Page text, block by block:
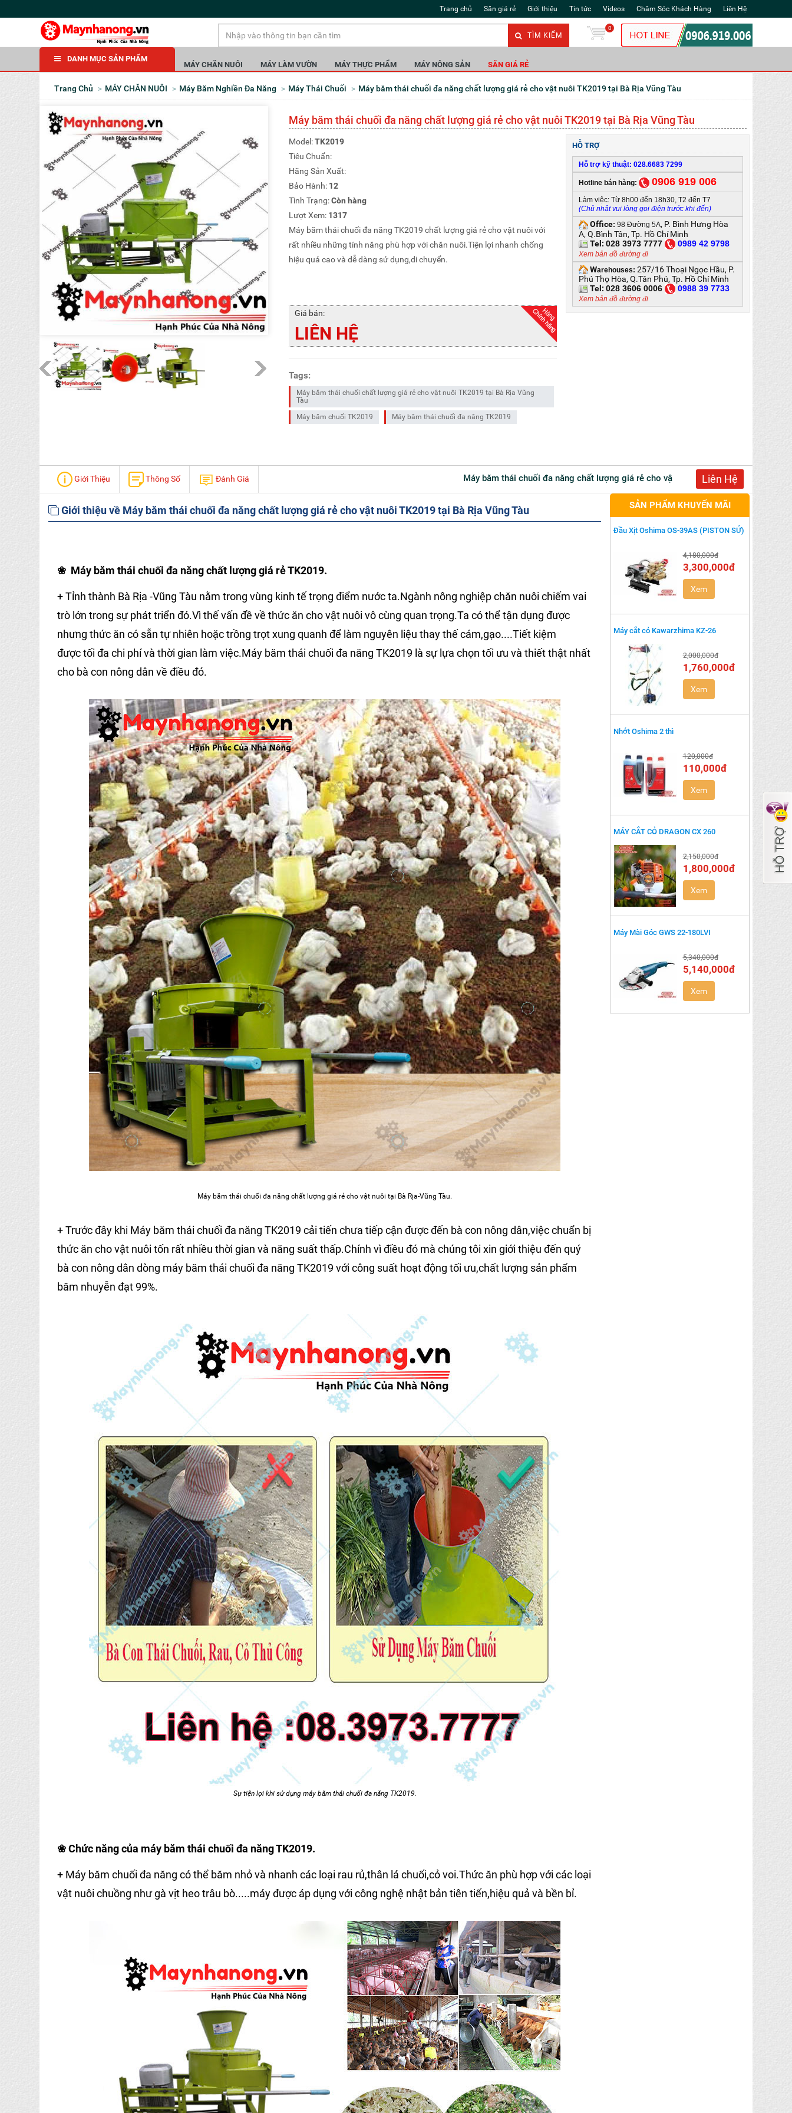
Trang chủ Săn giá rẻ Giới thiệu Tin tức Videos Chăm Sóc Khách Hàng Liên Hệ
TÌM KIẾM
0
DANH MỤC SẢN PHẨM
MÁY CHĂN NUÔI MÁY LÀM VƯỜN MÁY THỰC PHẨM MÁY NÔNG SẢN SĂN GIÁ RẺ
Trang Chủ MÁY CHĂN NUÔI Máy Băm Nghiền Đa Năng Máy Thái Chuối Máy băm thái chuối đa năng chất lượng giá rẻ cho vật nuôi TK2019 tại Bà Rịa Vũng Tàu
Máy băm thái chuối đa năng chất lượng giá rẻ cho vật nuôi TK2019 tại Bà Rịa Vũng Tàu
Model:TK2019
Tiêu Chuẩn:
Hãng Sản Xuất:
Bảo Hành: 12
Tình Trạng:Còn hàng
Lượt Xem: 1317
Máy băm thái chuối đa năng TK2019 chất lượng giá rẻ cho vật nuôi với
rất nhiều những tính năng phù hợp với chăn nuôi.Tiện lợi nhanh chống
hiệu quả cao và dễ dàng sử dụng,di chuyển.
Giá bán:
LIÊN HỆ
Tags:
Máy băm thái chuối chất lượng giá rẻ cho vật nuôi TK2019 tại Bà Rịa Vũng
Tàu
Máy băm chuối TK2019
Máy băm thái chuối đa năng TK2019
HỖ TRỢ
Hỗ trợ kỹ thuật: 028.6683 7299
Hotline bán hàng: 0906 919 006
Làm việc: Từ 8h00 đến 18h30, T2 đến T7
(Chủ nhật vui lòng gọi điện trước khi đến)
Office: 98 Đường 5A, P. Bình Hưng Hòa
A, Q.Bình Tân, Tp. Hồ Chí Minh
Tel:028 3973 7777 0989 42 9798
Xem bản đồ đường đi
Warehouses: 257/16 Thoại Ngọc Hầu, P.
Phú Thọ Hòa, Q.Tân Phú, Tp. Hồ Chí Minh
Tel:028 3606 0006 0988 39 7733
Xem bản đồ đường đi
Giới Thiệu Thông Số Đánh Giá Máy băm thái chuối đa năng chất lượng giá rẻ cho vật nuôi TK2019 tại Bà Rịa
Liên Hệ
Giới thiệu về Máy băm thái chuối đa năng chất lượng giá rẻ cho vật nuôi TK2019 tại Bà Rịa Vũng Tàu
❀ Máy băm thái chuối đa năng chất lượng giá rẻ TK2019.
+ Tỉnh thành Bà Rịa -Vũng Tàu nằm trong vùng kinh tế trọng điểm nước ta.Ngành nông nghiệp chăn nuôi chiếm vai
trò lớn trong sự phát triển đó.Vì thế vấn đề về thức ăn cho vật nuôi vô cùng quan trọng.Ta có thể tận dụng được
nhưng thức ăn có sẵn tự nhiên hoặc trồng trọt xung quanh để làm nguyên liệu thay thế cám,gạo....Tiết kiệm
được tối đa chi phí và thời gian làm việc.Máy băm thái chuối đa năng TK2019 là sự lựa chọn tối ưu và thiết thật nhất
cho bà con nông dân về điều đó.
Máy băm thái chuối đa năng chất lượng giá rẻ cho vật nuôi tại Bà Rịa-Vũng Tàu.
+ Trước đây khi Máy băm thái chuối đa năng TK2019 cải tiến chưa tiếp cận được đến bà con nông dân,việc chuẩn bị
thức ăn cho vật nuôi tốn rất nhiều thời gian và năng suất thấp.Chính vì điều đó mà chúng tôi xin giới thiệu đến quý
bà con nông dân dòng máy băm thái chuối đa năng TK2019 với công suất hoạt động tối ưu,chất lượng sản phẩm
băm nhuyễn đạt 99%.
Sự tiện lợi khi sử dụng máy băm thái chuối đa năng TK2019.
❀Chức năng của máy băm thái chuối đa năng TK2019.
+ Máy băm chuối đa năng có thể băm nhỏ và nhanh các loại rau rủ,thân lá chuối,cỏ voi.Thức ăn phù hợp với các loại
vật nuôi chuồng như gà vịt heo trâu bò.....máy được áp dụng với công nghệ nhật bản tiên tiến,hiệu quả và bền bỉ.
SẢN PHẨM KHUYẾN MÃI
Đầu Xịt Oshima OS-39AS (PISTON SỨ)
4,180,000đ
3,300,000đ
Xem
Máy cắt cỏ Kawarzhima KZ-26
2,000,000đ
1,760,000đ
Xem
Nhớt Oshima 2 thì
120,000đ
110,000đ
Xem
MÁY CẮT CỎ DRAGON CX 260
2,150,000đ
1,800,000đ
Xem
Máy Mài Góc GWS 22-180LVI
5,340,000đ
5,140,000đ
Xem